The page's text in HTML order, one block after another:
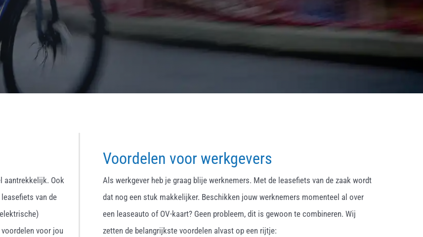
aantrekkelijk. Ook
van de
voordelen voor jou
Voordelen voor werkgevers
Als werkgever heb je graag blije werknemers. Met de leasefiets van de zaak wordt
dat nog een stuk makkelijker. Beschikken jouw werknemers momenteel al over
een leaseauto of OV-kaart? Geen probleem, dit is gewoon te combineren. Wij
zetten de belangrijkste voordelen alvast op een rijtje: